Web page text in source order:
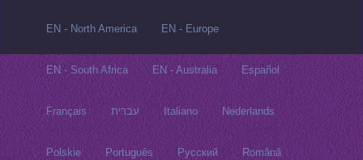
EN - North America EN - Europe
EN - South Africa EN - Australia Español
Français עברית Italiano Nederlands
Polskie Português Русский‬ Română